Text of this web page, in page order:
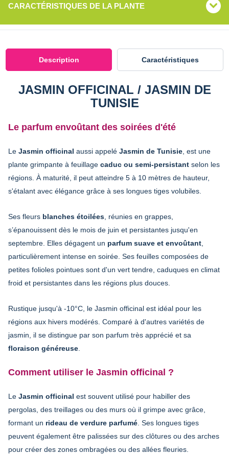
CARACTÉRISTIQUES DE LA PLANTE
Description Caractéristiques
JASMIN OFFICINAL / JASMIN DE
TUNISIE
Le parfum envoûtant des soirées d'été
Le Jasmin officinal aussi appelé Jasmin de Tunisie , est une
plante grimpante à feuillage caduc ou semi-persistant selon les
régions. À maturité, il peut atteindre 5 à 10 mètres de hauteur,
s'étalant avec élégance grâce à ses longues tiges volubiles.
Ses fleurs blanches étoilées , réunies en grappes,
s’épanouissent dès le mois de juin et persistantes jusqu'en
septembre. Elles dégagent un parfum suave et envoûtant
particulièrement intense en soirée. Ses feuilles composées de
petites folioles pointues sont d'un vert tendre, caduques en climat
froid et persistantes dans les régions plus douces.
Rustique jusqu'à -10°C, le Jasmin officinal est idéal pour les
régions aux hivers modérés. Comparé à d'autres variétés de
jasmin, il se distingue par son parfum très apprécié et sa
floraison généreuse
Comment utiliser le Jasmin officinal ?
Le Jasmin officinal est souvent utilisé pour habiller des
pergolas, des treillages ou des murs où il grimpe avec grâce,
formant un rideau de verdure parfumé . Ses longues tiges
peuvent également être palissées sur des clôtures ou des arches
pour créer des zones ombragées ou des allées fleuries.